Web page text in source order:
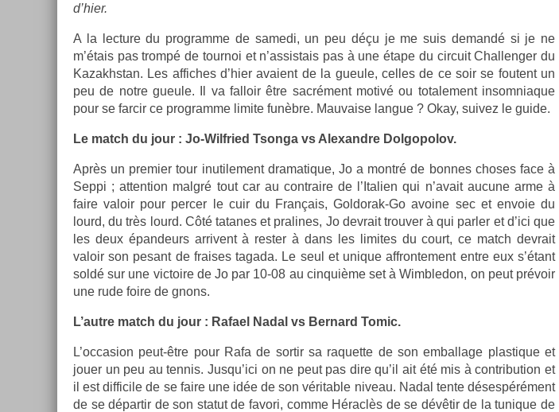
d’hier.
A la lec­ture du pro­gram­me de samedi, un peu déçu je me suis de­mandé si je ne
m’étais pas trompé de tour­noi et n’as­sistais pas à une étape du cir­cuit Chal­leng­er du
Kazakhstan. Les af­fiches d’hier avaient de la gueule, cel­les de ce soir se foutent un
peu de notre gueule. Il va fal­loir être sacrément motivé ou totale­ment in­som­niaque
pour se far­cir ce pro­gram­me li­mite funèbre. Mauva­ise lan­gue ? Okay, suivez le guide.
Le match du jour : Jo-Wilfried Tson­ga vs Al­exandre Dol­gopolov.
Après un pre­mi­er tour in­utile­ment dramatique, Jo a montré de bon­nes choses face à
Seppi ; at­ten­tion malgré tout car au contra­ire de l’Itali­en qui n’avait aucune arme à
faire valoir pour per­c­er le cuir du Français, Goldorak-Go avoine sec et en­voie du
lourd, du très lourd. Côté tatanes et pralines, Jo de­vrait trouv­er à qui parl­er et d’ici que
les deux épan­deurs ar­rivent à re­st­er à dans les li­mites du court, ce match de­vrait
valoir son pesant de fraises tagada. Le seul et uni­que affron­te­ment entre eux s’étant
soldé sur une vic­toire de Jo par 10-08 au cin­quiè­me set à Wimbledon, on peut prévoir
une rude foire de gnons.
L’autre match du jour : Rafael Nadal vs Be­rnard Tomic.
L’oc­cas­ion peut-être pour Rafa de sor­tir sa raquet­te de son em­bal­lage plas­tique et
jouer un peu au ten­nis. Jusqu’ici on ne peut pas dire qu’il ait été mis à con­tribu­tion et
il est dif­ficile de se faire une idée de son vérit­able niveau. Nadal tente désespérément
de se dépar­tir de son statut de favori, comme Héraclès de se dévêtir de la tunique de